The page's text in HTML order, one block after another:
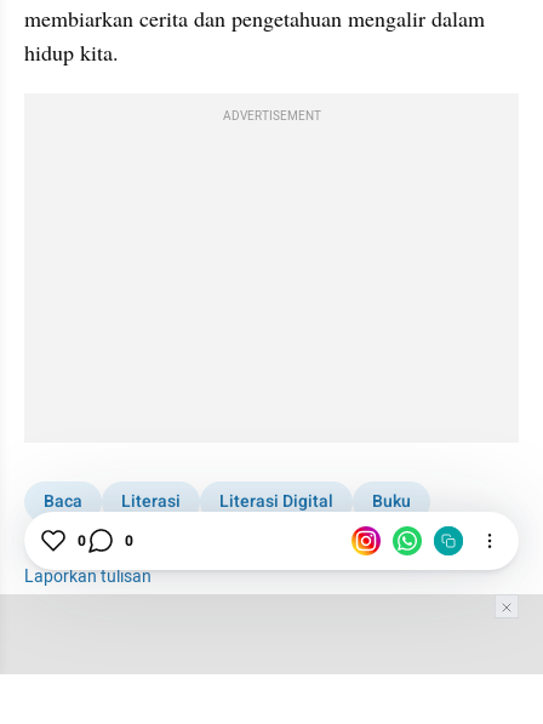
membiarkan cerita dan pengetahuan mengalir dalam
hidup kita.
ADVERTISEMENT
Baca Literasi Literasi Digital
Buku
Hari Buku Nasional
Laporkan tulisan
0 0